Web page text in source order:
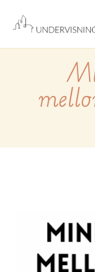
innholdet
mellomtrinnet